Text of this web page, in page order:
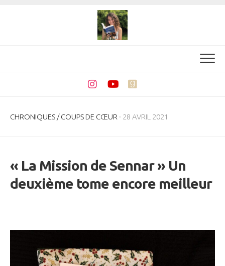
CHRONIQUES /COUPS DE CŒUR · 28 AVRIL 2021
« La Mission de Sennar » Un
deuxième tome encore meilleur